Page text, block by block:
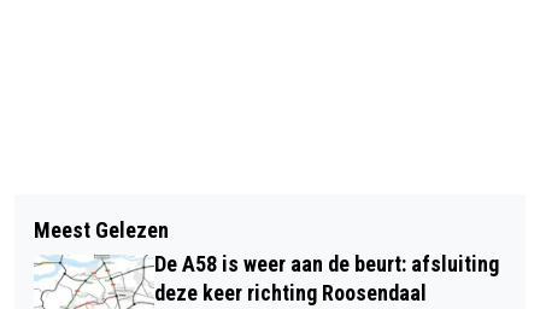
VOORBEREIDINGEN VOOR NIEUWE
BRANDWEERKAZERNE IN VOLLE GANG
[VIDEO] VRACHTWAGEN BELANDT
ONDERSTEBOVEN IN SLOOT NAAST
Meest Gelezen
De A58 is weer aan de beurt: afsluiting
deze keer richting Roosendaal